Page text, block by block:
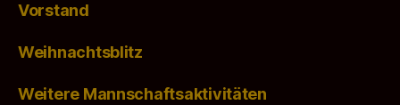
Vorstand
Weihnachtsblitz
Weitere Mannschaftsaktivitäten